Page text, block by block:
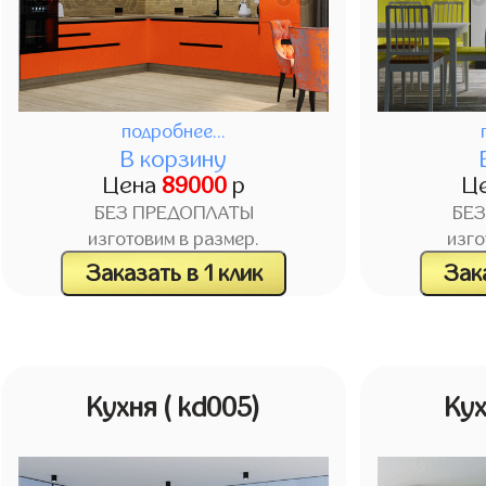
подробнее...
В корзину
Цена 89000р
БЕЗ ПРЕДОПЛАТЫ
изготовим в размер.
Заказать в 1 клик
Кухня ( kd005)